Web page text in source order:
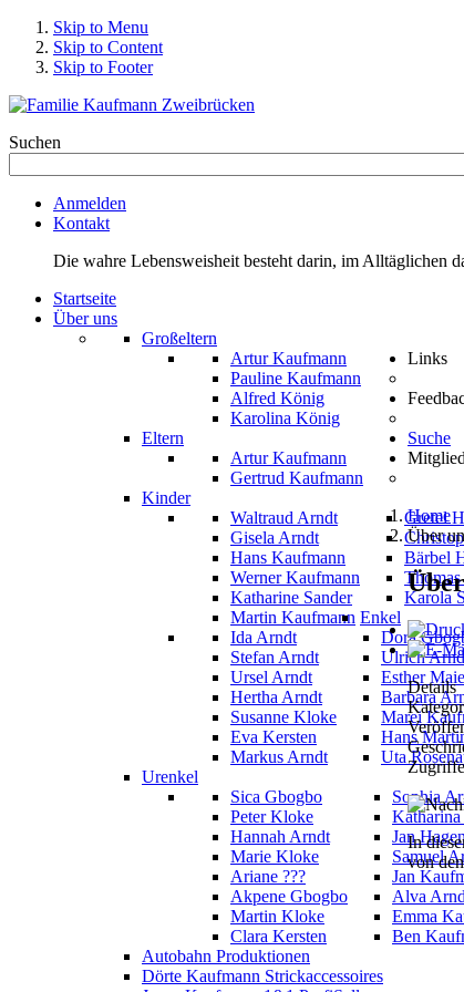
Skip to Menu
Skip to Content
Skip to Footer
Suchen
Anmelden
Kontakt
Die wahre Lebensweisheit besteht darin, im Alltäglichen
Startseite
Über uns
Großeltern
Artur Kaufmann
Pauline Kaufmann
Alfred König
Karolina König
Eltern
Artur Kaufmann
Gertrud Kaufmann
Kinder
Waltraud Arndt
Gisela Arndt
Hans Kaufmann
Werner Kaufmann
Katharine Sander
Martin Kaufmann
Gretel
Bärbel
Karola
Enkel
Ida Arndt
Stefan Arndt
Ursel Arndt
Hertha Arndt
Susanne Kloke
Eva Kersten
Markus Arndt
Dora
Ulrich
Esther
Barbara
Marei
Hans
Uta
Urenkel
Sica Gbogbo
Peter Kloke
Hannah Arndt
Marie Kloke
Ariane ???
Akpene Gbogbo
Martin Kloke
Clara Kersten
Sophia
Jan
Samuel
Jan
Alva
Emma
Ben
Links
Autobahn Produktionen
Dörte Kaufmann Strickaccessoires
Suche
Home
Über
Details
In
von